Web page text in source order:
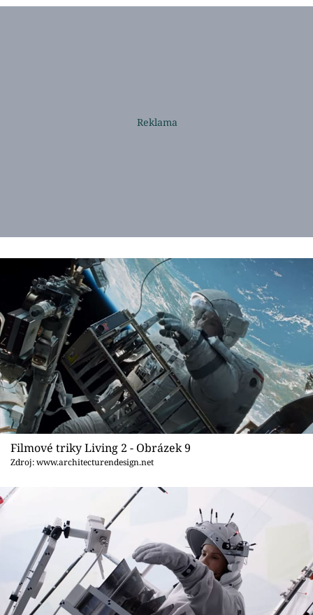
Filmové triky Living 2 - Obrázek 9
Zdroj: www.architecturendesign.net